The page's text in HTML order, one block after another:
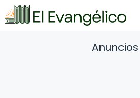
Saltar
al
Anuncios